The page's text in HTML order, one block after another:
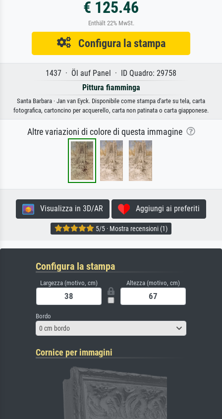
€ 125.46
Enthält 22% MwSt.
Configura la stampa
1437 · Öl auf Panel · ID Quadro: 29758
Pittura fiamminga
Santa Barbara · Jan van Eyck. Disponibile come stampa d'arte su tela, carta
fotografica, cartoncino per acquerello, carta non patinata o carta giapponese.
Altre variazioni di colore di questa immagine
Visualizza in 3D/AR Aggiungi ai preferiti
5/5 · Mostra recensioni (1)
Configura la stampa
Largezza (motivo, cm) Altezza (motivo, cm)
Bordo
0 cm bordo
Cornice per immagini